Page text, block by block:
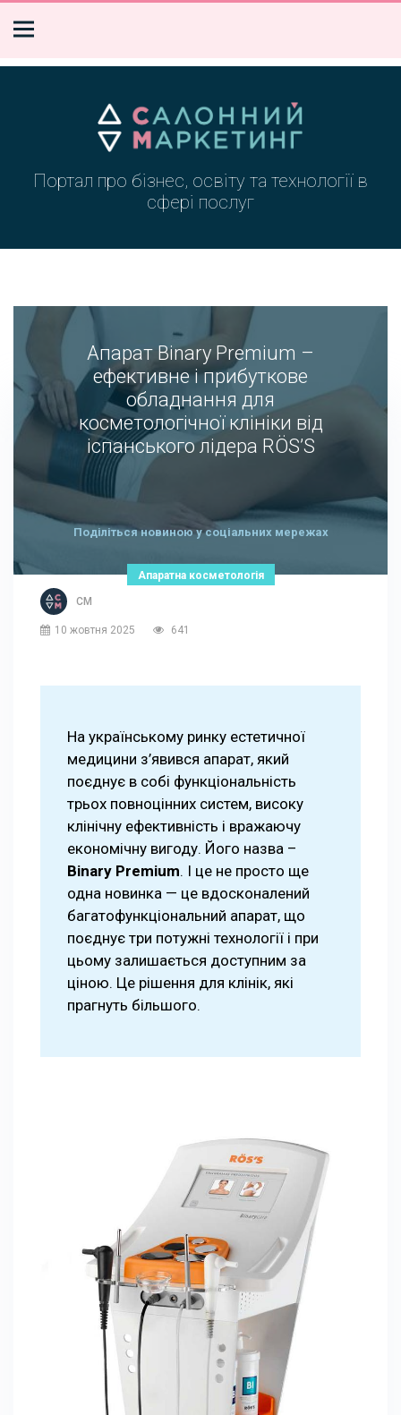
Портал про бізнес, освіту та технології в
сфері послуг
Апарат Binary Premium –
ефективне і прибуткове
обладнання для
косметологічної клініки від
іспанського лідера RÖS’S
Поділіться новиною у соціальних мережах
Апаратна косметологія
СМ
10 жовтня 2025 641
На українському ринку естетичної
медицини з’явився апарат, який
поєднує в собі функціональність
трьох повноцінних систем, високу
клінічну ефективність і вражаючу
економічну вигоду. Його назва –
Binary Premium. І це не просто ще
одна новинка — це вдосконалений
багатофункціональний апарат, що
поєднує три потужні технології і при
цьому залишається доступним за
ціною. Це рішення для клінік, які
прагнуть більшого.